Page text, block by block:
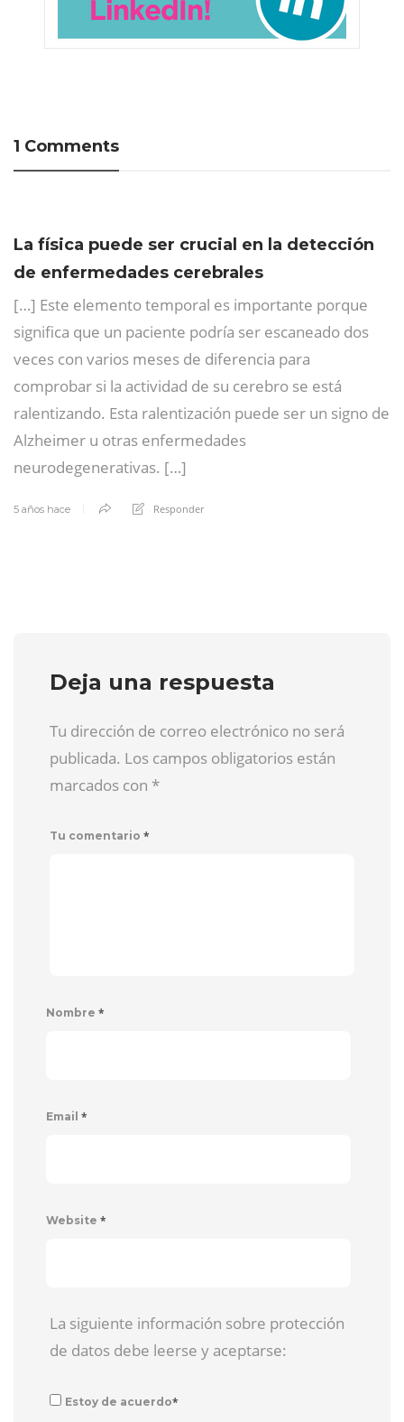
1 Comments
La física puede ser crucial en la detección
de enfermedades cerebrales
[…] Este elemento temporal es importante porque
significa que un paciente podría ser escaneado dos
veces con varios meses de diferencia para
comprobar si la actividad de su cerebro se está
ralentizando. Esta ralentización puede ser un signo de
Alzheimer u otras enfermedades
neurodegenerativas. […]
5 años hace Responder
Deja una respuesta
Tu dirección de correo electrónico no será
publicada. Los campos obligatorios están
marcados con *
Tu comentario *
Nombre *
Email *
Website *
La siguiente información sobre protección
de datos debe leerse y aceptarse:
Estoy de acuerdo*